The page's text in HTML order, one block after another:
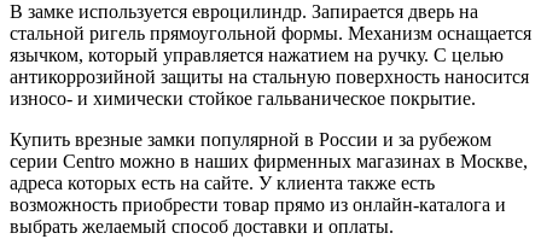
В замке используется евроцилиндр. Запирается дверь на
стальной ригель прямоугольной формы. Механизм оснащается
язычком, который управляется нажатием на ручку. С целью
антикоррозийной защиты на стальную поверхность наносится
износо- и химически стойкое гальваническое покрытие.
Купить врезные замки популярной в России и за рубежом
серии Centro можно в наших фирменных магазинах в Москве,
адреса которых есть на сайте. У клиента также есть
возможность приобрести товар прямо из онлайн-каталога и
выбрать желаемый способ доставки и оплаты.